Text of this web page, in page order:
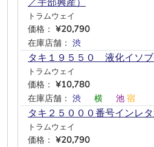
トラムウェイ
価格： ¥20,790
在庫店舗： 渋
タキ１９５５０ 液化イソ
トラムウェイ
価格： ¥10,780
在庫店舗： 渋 横 池 宿
タキ２５０００番号インレ
トラムウェイ
価格： ¥20,790